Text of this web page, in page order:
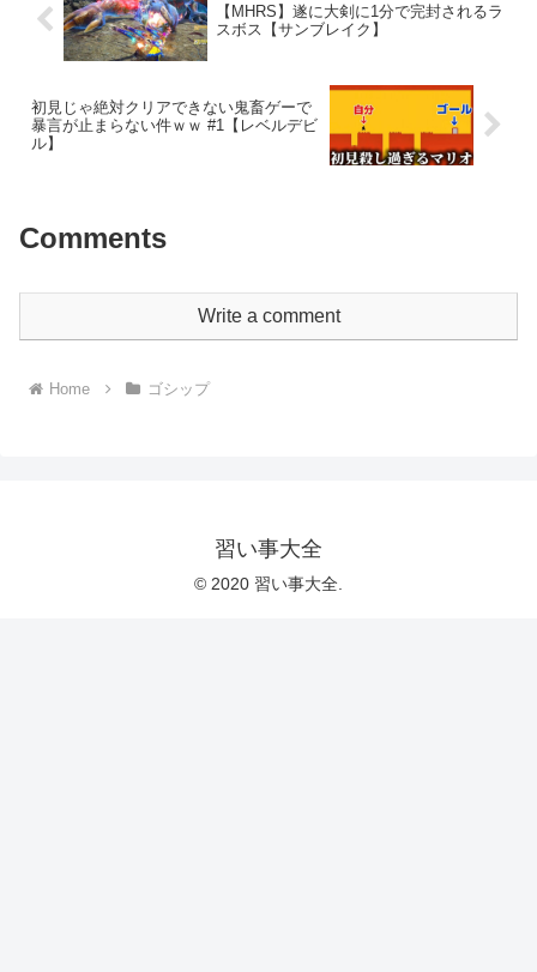
【MHRS】遂に大剣に1分で完封されるラ
スボス【サンブレイク】
初見じゃ絶対クリアできない鬼畜ゲーで
暴言が止まらない件ｗｗ #1【レベルデビ
ル】
Comments
Write a comment
Home ゴシップ
習い事大全
© 2020 習い事大全.